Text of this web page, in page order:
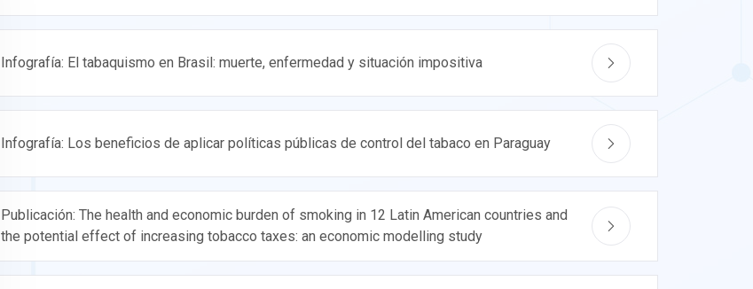
Infografía: El tabaquismo en Brasil: muerte, enfermedad y situación impositiva
Infografía: Los beneficios de aplicar políticas públicas de control del tabaco en Paraguay
Publicación: The health and economic burden of smoking in 12 Latin American countries and
the potential effect of increasing tobacco taxes: an economic modelling study